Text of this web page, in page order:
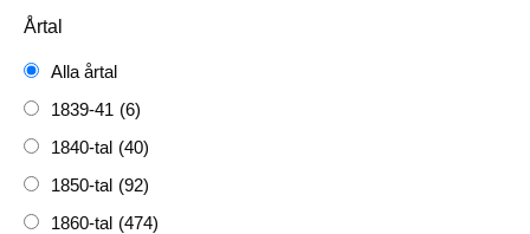
Årtal
Alla årtal
1839-41 (6)
1840-tal (40)
1850-tal (92)
1860-tal (474)